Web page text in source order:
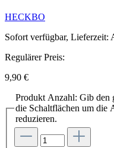
HECKBO
Sofort verfügbar, Lieferzeit:
Regulärer Preis:
9,90 €
Produkt Anzahl: Gib den
die Schaltflächen um die
reduzieren.